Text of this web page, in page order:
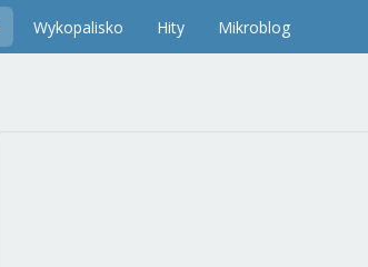
Wykopalisko Hity Mikroblog